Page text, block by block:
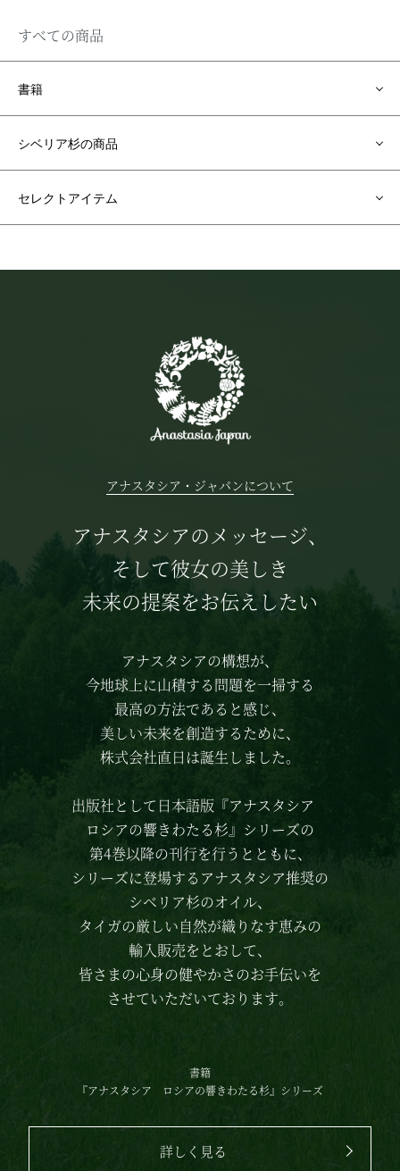
すべての商品
書籍
シベリア杉の商品
セレクトアイテム
アナスタシア・ジャパンについて
アナスタシアのメッセージ、
そして彼女の美しき
未来の提案をお伝えしたい
アナスタシアの構想が、
今地球上に山積する問題を一掃する
最高の方法であると感じ、
美しい未来を創造するために、
株式会社直日は誕生しました。
出版社として日本語版 『アナスタシア
ロシアの響きわたる杉』シリーズの
第4巻以降の刊行を行うとともに、
シリーズに登場する アナスタシア推奨の
シベリア杉のオイル、
タイガの厳しい自然が織りなす恵みの
輸入販売をとおして、
皆さまの心身の健やかさのお手伝いを
させていただいております。
書籍
『アナスタシア
ロシアの響きわたる杉』シリーズ
詳しく見る